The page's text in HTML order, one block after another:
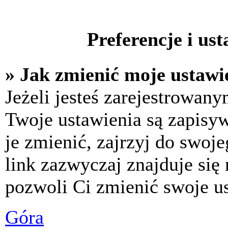
Preferencje i
» Jak zmienić moje
Jeżeli jesteś
Twoje ustawienia są
je zmienić, zajrzyj do
link zazwyczaj znajduje się
pozwoli Ci zmienić swoje
Góra